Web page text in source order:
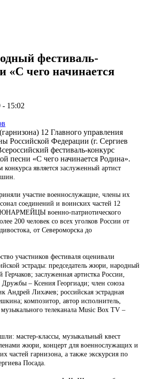
фестиваль-
«С чего начинается
- 15:02
12 Главного управления
Российской Федерации (г. Сергиев
фестиваль-конкурс
песни «С чего начинается Родина».
является заслуженный артист
участие военнослужащие, члены их
соединений и воинских частей 12
ЮНАРМЕЙЦЫ военно-патриотического
200 человек со всех уголков России от
от Североморска до
участников фестиваля оценивали
эстрады: председатель жюри, народный
заслуженная артистка России,
– Ксения Георгиади; член союза
Андрей Лихачев; российская эстрадная
композитор, автор исполнитель,
телеканала Music Box TV –
мастер-классы, музыкальный квест
жюри, концерт для военнослужащих и
частей гарнизона, а также экскурсия по
Посада.